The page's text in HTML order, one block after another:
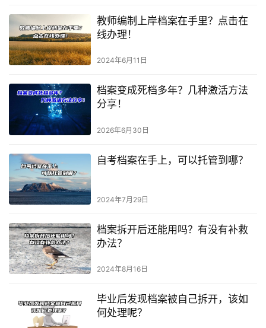
教师编制上岸档案在手里？点击在
线办理！
2024年6月11日
档案变成死档多年？几种激活方法
分享！
2026年6月30日
自考档案在手上，可以托管到哪？
2024年7月29日
档案拆开后还能用吗？有没有补救
办法？
2024年8月16日
毕业后发现档案被自己拆开，该如
何处理呢？